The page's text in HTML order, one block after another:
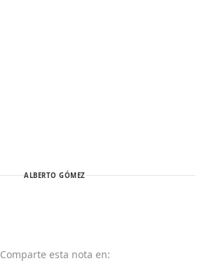
ALBERTO GÓMEZ
Comparte esta nota en: